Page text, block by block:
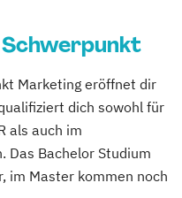
Marketing eröffnet dir
dich sowohl für
als auch im
Das Bachelor Studium
im Master kommen noch